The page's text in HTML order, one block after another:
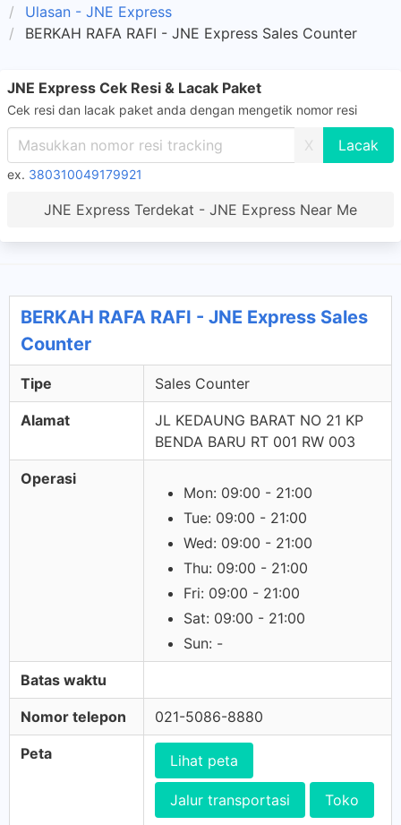
Ulasan - JNE Express
BERKAH RAFA RAFI - JNE Express Sales Counter
JNE Express Cek Resi & Lacak Paket
Cek resi dan lacak paket anda dengan mengetik nomor resi
X
ex. 380310049179921
JNE Express Terdekat - JNE Express Near Me
BERKAH RAFA RAFI - JNE Express Sales
Counter
Tipe Sales Counter
Alamat
JL KEDAUNG BARAT NO 21 KP
BENDA BARU RT 001 RW 003
Operasi
Mon: 09:00 - 21:00
Tue: 09:00 - 21:00
Wed: 09:00 - 21:00
Thu: 09:00 - 21:00
Fri: 09:00 - 21:00
Sat: 09:00 - 21:00
Sun: -
Batas waktu
Nomor telepon 021-5086-8880
Peta Lihat peta
Jalur transportasi Toko